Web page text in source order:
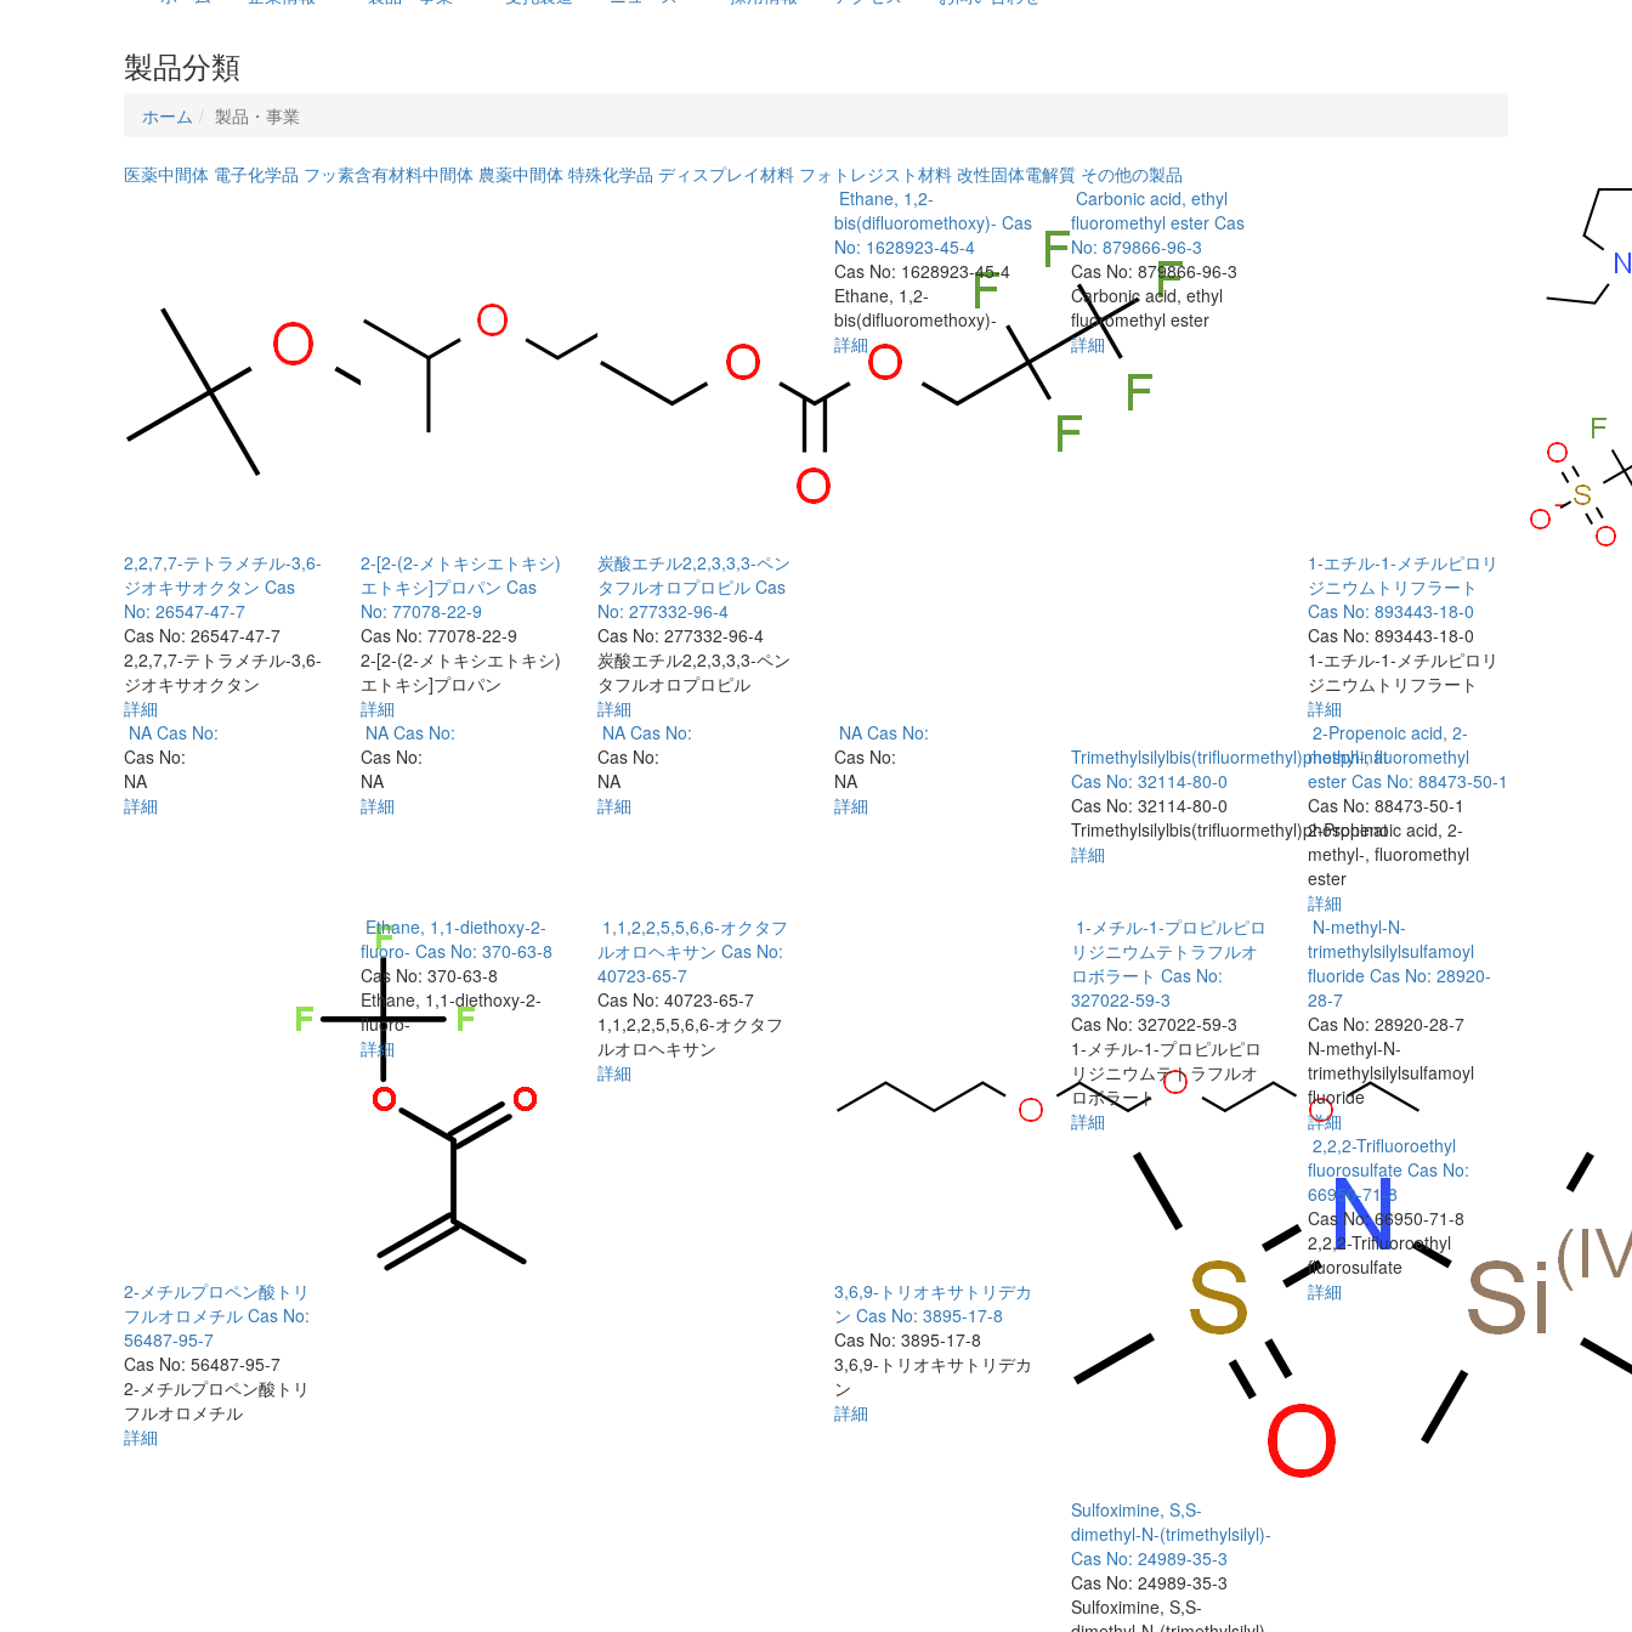
製品分類
ホーム 製品・事業
医薬中間体 電子化学品 フッ素含有材料中間体 農薬中間体 特殊化学品 ディスプレイ材料 フォトレジスト材料 改性固体電解質 その他の製品
2,2,7,7-テトラメチル-3,6-
ジオキサオクタン Cas
No: 26547-47-7
Cas No: 26547-47-7
2,2,7,7-テトラメチル-3,6-
ジオキサオクタン
詳細
2-[2-(2-メトキシエトキシ)
エトキシ]プロパン Cas
No: 77078-22-9
Cas No: 77078-22-9
2-[2-(2-メトキシエトキシ)
エトキシ]プロパン
詳細
炭酸エチル2,2,3,3,3-ペン
タフルオロプロピル Cas
No: 277332-96-4
Cas No: 277332-96-4
炭酸エチル2,2,3,3,3-ペン
タフルオロプロピル
詳細
Ethane, 1,2-
bis(difluoromethoxy)- Cas
No: 1628923-45-4
Cas No: 1628923-45-4
Ethane, 1,2-
bis(difluoromethoxy)-
詳細
Carbonic acid, ethyl
fluoromethyl ester Cas
No: 879866-96-3
Cas No: 879866-96-3
Carbonic acid, ethyl
fluoromethyl ester
詳細
1‐エチル‐1‐メチルピロリ
ジニウムトリフラート
Cas No: 893443-18-0
Cas No: 893443-18-0
1‐エチル‐1‐メチルピロリ
ジニウムトリフラート
詳細
NA Cas No:
Cas No:
NA
詳細
NA Cas No:
Cas No:
NA
詳細
NA Cas No:
Cas No:
NA
詳細
NA Cas No:
Cas No:
NA
詳細
Trimethylsilylbis(trifluormethyl)phosphinat
Cas No: 32114-80-0
Cas No: 32114-80-0
Trimethylsilylbis(trifluormethyl)phosphinat
詳細
2-Propenoic acid, 2-
methyl-, fluoromethyl
ester Cas No: 88473-50-1
Cas No: 88473-50-1
2-Propenoic acid, 2-
methyl-, fluoromethyl
ester
詳細
2-メチルプロペン酸トリ
フルオロメチル Cas No:
56487-95-7
Cas No: 56487-95-7
2-メチルプロペン酸トリ
フルオロメチル
詳細
Ethane, 1,1-diethoxy-2-
fluoro- Cas No: 370-63-8
Cas No: 370-63-8
Ethane, 1,1-diethoxy-2-
fluoro-
詳細
1,1,2,2,5,5,6,6-オクタフ
ルオロヘキサン Cas No:
40723-65-7
Cas No: 40723-65-7
1,1,2,2,5,5,6,6-オクタフ
ルオロヘキサン
詳細
3,6,9-トリオキサトリデカ
ン Cas No: 3895-17-8
Cas No: 3895-17-8
3,6,9-トリオキサトリデカ
ン
詳細
1-メチル-1-プロピルピロ
リジニウムテトラフルオ
ロボラート Cas No:
327022-59-3
Cas No: 327022-59-3
1-メチル-1-プロピルピロ
リジニウムテトラフルオ
ロボラート
詳細
N-methyl-N-
trimethylsilylsulfamoyl
fluoride Cas No: 28920-
28-7
Cas No: 28920-28-7
N-methyl-N-
trimethylsilylsulfamoyl
fluoride
詳細
Sulfoximine, S,S-
dimethyl-N-(trimethylsilyl)-
Cas No: 24989-35-3
Cas No: 24989-35-3
Sulfoximine, S,S-
2,2,2-Trifluoroethyl
fluorosulfate Cas No:
66950-71-8
Cas No: 66950-71-8
2,2,2-Trifluoroethyl
fluorosulfate
詳細